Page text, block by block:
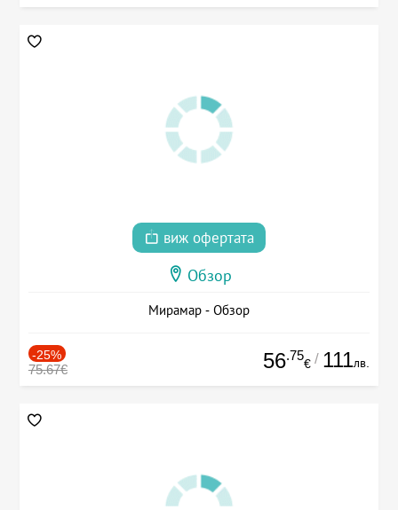
виж офертата
Обзор
Мирамар - Обзор
-25%
75.67€ 56.75
€ / 111лв.